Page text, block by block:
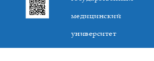
медицинский
университет